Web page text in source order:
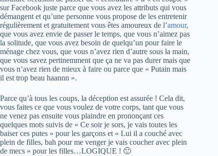
sur Facebook juste parce que vous avez les attributs qui vous
démangent et qu’une personne vous propose de les entretenir
régulièrement et gratuitement vous êtes amoureux de l’amour,
que vous avez envie de passer le temps, que vous n’aimez pas
la solitude, que vous avez besoin de quelqu’un pour faire le
ménage chez vous, que vous n’avez rien d’autre sous la main,
que vous savez pertinemment que ça ne va pas durer mais que
vous n’avez rien de mieux à faire ou parce que « Putain mais
il est trop beau haannn ».
Parce qu’à tous les coups, la déception est assurée ! Cela dit,
vous faites ce que vous voulez de votre corps, tant que vous
ne venez pas ensuite vous plaindre en prononçant ces
quelques mots suivis de « Ce soir je sors, je vais toutes les
baiser ces putes » pour les garçons et « Lui il a couché avec
plein de filles, bah pour me venger je vais coucher avec plein
de mecs » pour les filles…LOGIQUE ! 🙂